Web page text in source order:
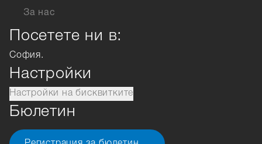
За нас
Посетете ни в:
София.
Настройки
Настройки на бисквитките
Бюлетин